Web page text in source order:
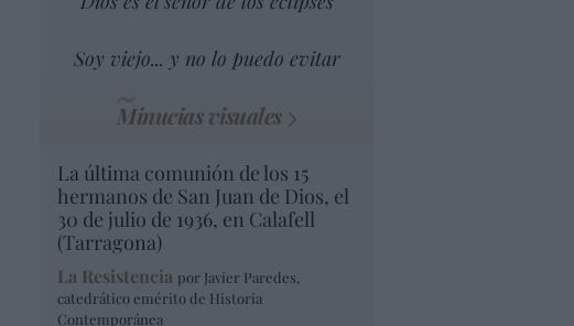
Soy viejo... y no lo puedo evitar
Minucias visuales
La última comunión de los 15
hermanos de San Juan de Dios, el
30 de julio de 1936, en Calafell
(Tarragona)
La Resistencia por Javier Paredes,
catedrático emérito de Historia
Contemporánea